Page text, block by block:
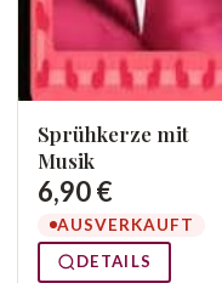
Sprühkerze mit
Musik
6,90 €
AUSVERKAUFT
DETAILS